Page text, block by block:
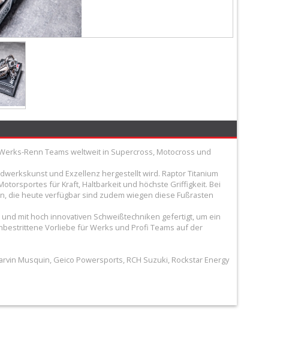
Renn Teams weltweit in Supercross, Motocross und
und Exzellenz hergestellt wird. Raptor Titanium
für Kraft, Haltbarkeit und höchste Griffigkeit. Bei
die heute verfügbar sind zudem wiegen diese Fußrasten
mit hoch innovativen Schweißtechniken gefertigt, um ein
Vorliebe für Werks und Profi Teams auf der
Musquin, Geico Powersports, RCH Suzuki, Rockstar Energy